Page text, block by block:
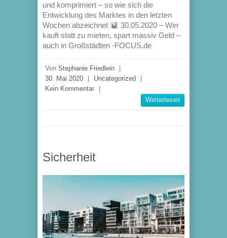
und komprimiert – so wie sich die
Entwicklung des Marktes in den letzten
Wochen abzeichnet
30.05.2020 – Wer
kauft statt zu mieten, spart massiv Geld –
auch in Großstädten -FOCUS.de
Von Stephanie Friedlein
30. Mai 2020
Uncategorized
Kein Kommentar
Weiterlesen
Sicherheit